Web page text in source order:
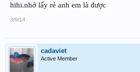
hihi.nhớ lấy rẻ anh em là được
3/9/14
cadaviet
Active Member